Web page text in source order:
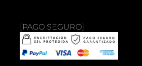
[PAGO SEGURO]